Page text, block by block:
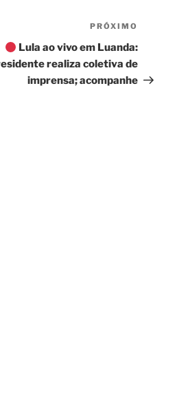
post
PRÓXIMO
Lula ao vivo em Luanda:
realiza coletiva de
imprensa; acompanhe